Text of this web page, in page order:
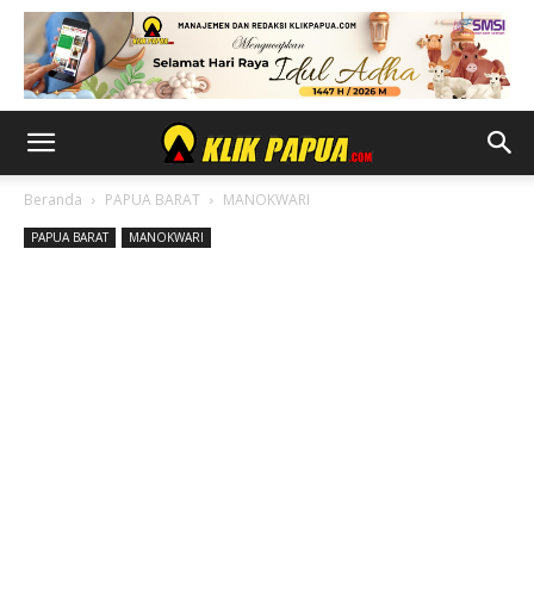
Beranda PAPUA BARAT MANOKWARI
PAPUA BARAT MANOKWARI